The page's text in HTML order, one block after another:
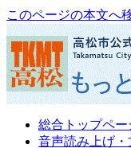
このページの本文へ
総合トップペー
音声読み上げ・